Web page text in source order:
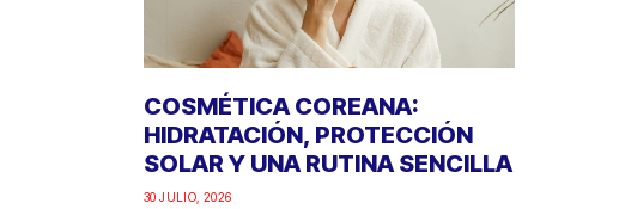
COSMÉTICA COREANA:
HIDRATACIÓN, PROTECCIÓN
SOLAR Y UNA RUTINA SENCILLA
30 JULIO, 2026